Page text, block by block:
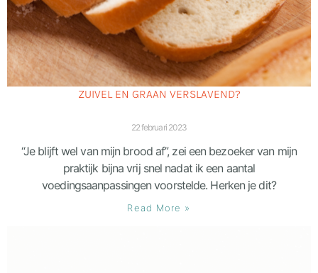
ZUIVEL EN GRAAN VERSLAVEND?
22 februari 2023
“Je blijft wel van mijn brood af”, zei een bezoeker van mijn
praktijk bijna vrij snel nadat ik een aantal
voedingsaanpassingen voorstelde. Herken je dit?
Read More »